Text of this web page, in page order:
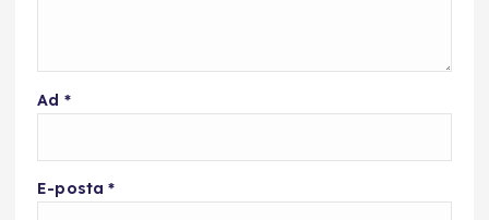
Ad *
E-posta*